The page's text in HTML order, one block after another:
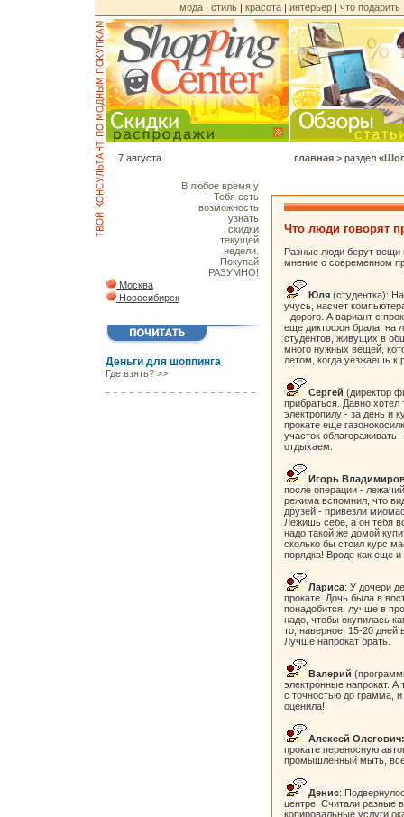
мода| стиль| красота| интерьер| что подарить
7 августа главная > раздел
В любое время у
Тебя есть
возможность
узнать
скидки
текущей
недели.
Покупай
РАЗУМНО!
Москва
Новосибирск
Деньги для шоппинга
Где взять? >>
Что люди говорят
Разные люди берут вещи
мнение о современном
Юля(студентка):
учусь, насчет
- дорого. А вариант с
еще диктофон брала, на
студентов, живущих в
много нужных вещей,
летом, когда уезжаешь к
Сергей (директор
прибраться. Давно хотел
электропилу - за день и
прокате еще
участок облагораживать
отдыхаем.
Игорь
после операции -
режима вспомнил, что
друзей - привезли
Лежишь себе, а он тебя
надо такой же домой
сколько бы стоил курс
порядка! Вроде как еще
Лариса: У дочери
прокате. Дочь была в
понадобится, лучше в
надо, чтобы окупилась
то, наверное, 15-20 дней
Лучше напрокат брать.
Валерий
электронные напрокат. А
с точностью до грамма,
оценила!
Алексей Олегович:
прокате переносную
промышленный мыть, все
Денис:
центре. Считали разные
копировальные услуги